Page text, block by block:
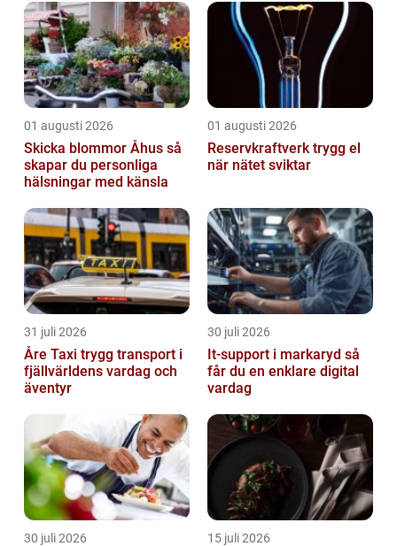
01 augusti 2026
Skicka blommor Åhus så
skapar du personliga
hälsningar med känsla
01 augusti 2026
Reservkraftverk trygg el
när nätet sviktar
31 juli 2026
Åre Taxi trygg transport i
fjällvärldens vardag och
äventyr
30 juli 2026
It-support i markaryd så
får du en enklare digital
vardag
30 juli 2026 15 juli 2026